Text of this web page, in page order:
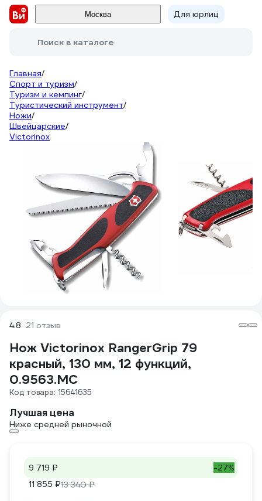
Москва Для юрлиц
Поиск в каталоге
Главная/
Спорт и туризм/
Туризм и кемпинг/
Туристический инструмент/
Ножи/
Швейцарские/
Victorinox
4.8 21 отзыв
Нож Victorinox RangerGrip 79
красный, 130 мм, 12 функций,
0.9563.MC
Код товара: 15641635
Лучшая цена
Ниже средней рыночной
9 719 ₽
-27%
11 855 ₽13 340 ₽